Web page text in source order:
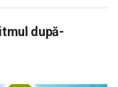
după-